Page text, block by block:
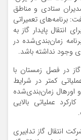
ستادی و مناطق
برنامه‌های تعمیراتی
انتقال پایدار گاز به
زمان‌بندی‌شده در
وجود نداشته باشد.
در فصل زمستان با
کمتر در شرایط
و اورهال زمان‌بندی‌شده
عملیاتی بالایی
انتقال گاز تدابیری